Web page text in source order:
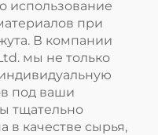
печатью логотипа и
цвета на заказ для
использование
при
В компании
мы не только
под ваши
тщательно
в качестве сырья,